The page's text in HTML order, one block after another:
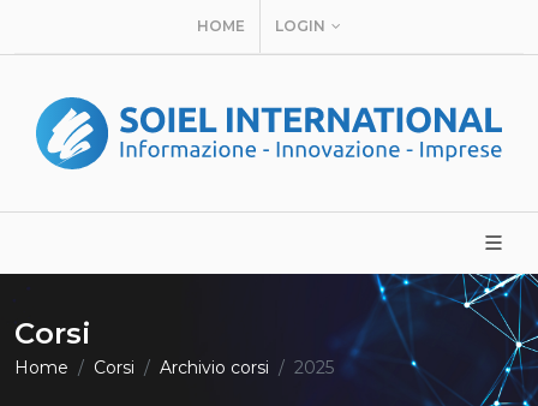
HOME LOGIN
Corsi
Home Corsi Archivio corsi 2025